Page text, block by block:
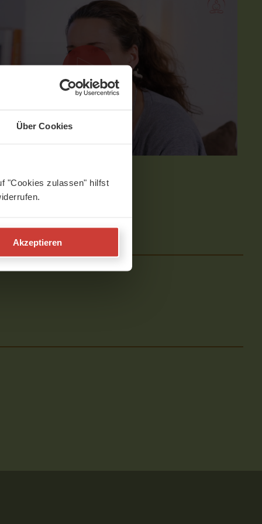
Über Cookies
"Cookies zulassen" hilfst
Akzeptieren
NICOLA ROHNER